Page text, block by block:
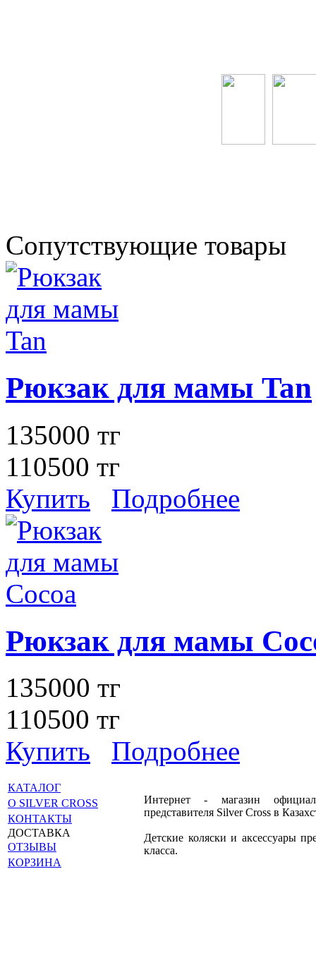
Сопутствующие товары
Рюкзак для мамы Tan
135000 тг
110500 тг
Купить
Подробнее
Рюкзак для мамы
135000 тг
110500 тг
Купить
Подробнее
КАТАЛОГ
О SILVER CROSS
КОНТАКТЫ
ДОСТАВКА
ОТЗЫВЫ
КОРЗИНА
Интернет - магазин
представителя Silver Cross в
Детские коляски и аксессуары
класса.